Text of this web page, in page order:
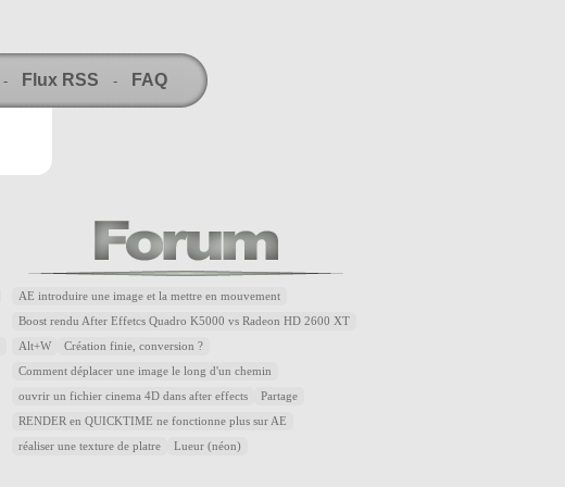
- Flux RSS - FAQ
AE introduire une image et la mettre en mouvement
Boost rendu After Effetcs Quadro K5000 vs Radeon HD 2600 XT
Alt+W Création finie, conversion ?
Comment déplacer une image le long d'un chemin
ouvrir un fichier cinema 4D dans after effects Partage
RENDER en QUICKTIME ne fonctionne plus sur AE
réaliser une texture de platre Lueur (néon)